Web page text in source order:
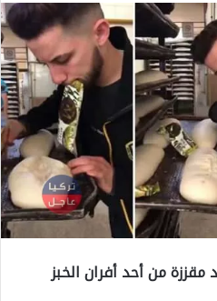
من أحد أفران الخبز